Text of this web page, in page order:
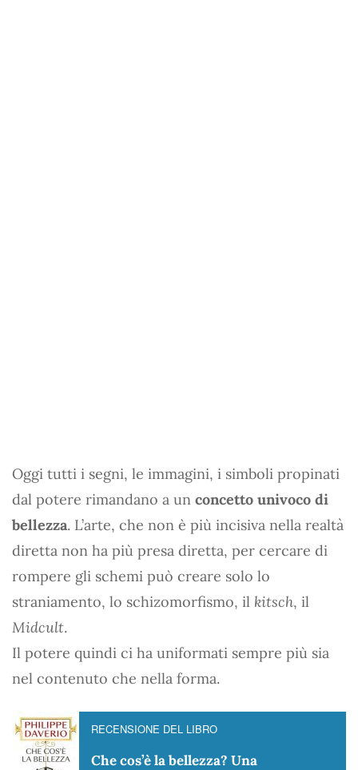
Oggi tutti i segni, le immagini, i simboli propinati
dal potere rimandano a un concetto univoco di
bellezza. L’arte, che non è più incisiva nella realtà
diretta non ha più presa diretta, per cercare di
rompere gli schemi può creare solo lo
straniamento, lo schizomorfismo, il kitsch, il
Midcult.
Il potere quindi ci ha uniformati sempre più sia
nel contenuto che nella forma.
RECENSIONE DEL LIBRO
Che cos’è la bellezza? Una